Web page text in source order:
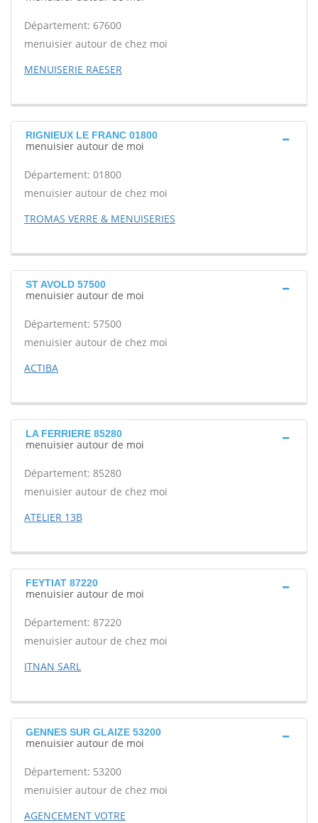
Département: 67600
menuisier autour de chez moi
MENUISERIE RAESER
RIGNIEUX LE FRANC 01800
menuisier autour de moi
Département: 01800
menuisier autour de chez moi
TROMAS VERRE & MENUISERIES
ST AVOLD 57500
menuisier autour de moi
Département: 57500
menuisier autour de chez moi
ACTIBA
LA FERRIERE 85280
menuisier autour de moi
Département: 85280
menuisier autour de chez moi
ATELIER 13B
FEYTIAT 87220
menuisier autour de moi
Département: 87220
menuisier autour de chez moi
ITNAN SARL
GENNES SUR GLAIZE 53200
menuisier autour de moi
Département: 53200
menuisier autour de chez moi
AGENCEMENT VOTRE